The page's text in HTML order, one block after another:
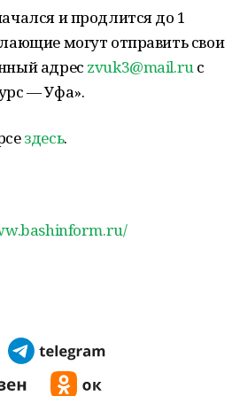
и продлится до 1
могут отправить свои
адрес zvuk3@mail.ruc
— Уфа».
здесь.